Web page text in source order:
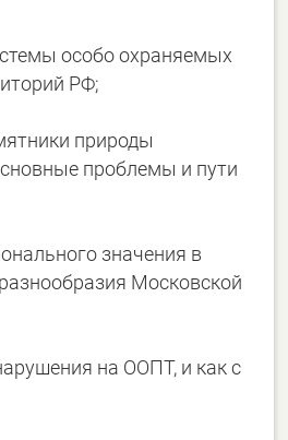
особо охраняемых
РФ;
природы
проблемы и пути
значения в
Московской
на ООПТ, и как с